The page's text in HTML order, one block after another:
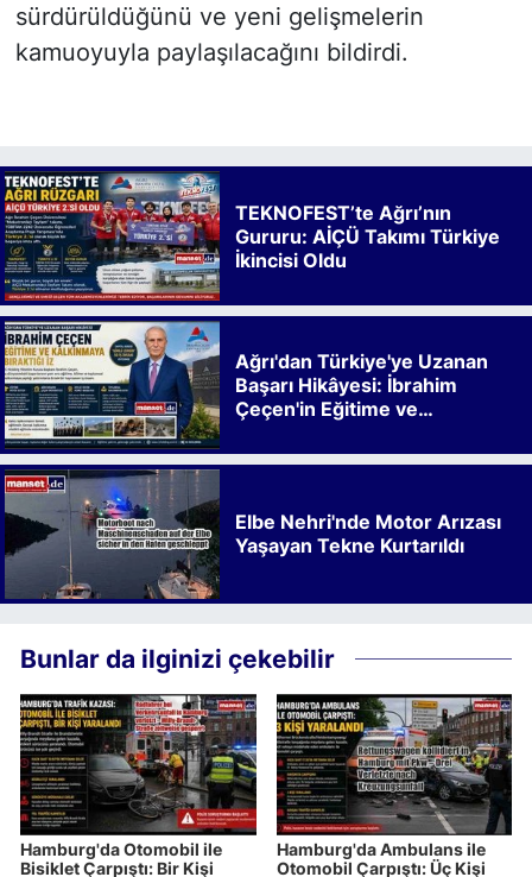
sürdürüldüğünü ve yeni gelişmelerin
kamuoyuyla paylaşılacağını bildirdi.
TEKNOFEST’te Ağrı’nın
Gururu: AİÇÜ Takımı Türkiye
İkincisi Oldu
Ağrı'dan Türkiye'ye Uzanan
Başarı Hikâyesi: İbrahim
Çeçen'in Eğitime ve
Elbe Nehri'nde Motor Arızası
Yaşayan Tekne Kurtarıldı
Bunlar da ilginizi çekebilir
Hamburg'da Otomobil ile
Bisiklet Çarpıştı: Bir Kişi
Hamburg'da Ambulans ile
Otomobil Çarpıştı: Üç Kişi